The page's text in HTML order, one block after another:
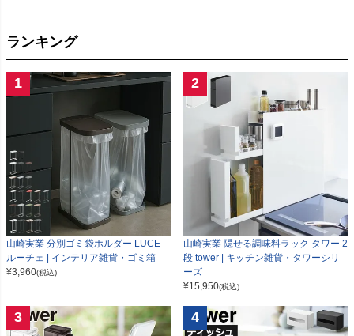
ランキング
1
山崎実業 分別ゴミ袋ホルダー LUCE
ルーチェ | インテリア雑貨・ゴミ箱
¥3,960(税込)
2
山崎実業 隠せる調味料ラック タワー 2
段 tower | キッチン雑貨・タワーシリ
ーズ
¥15,950(税込)
3 4